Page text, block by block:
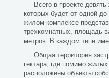
Всего в проекте
которых будет от одной
жилом комплексе
трехкомнатных, площадь
метров. В каждом типе
Общая территория
гектара, где помимо
расположены объекты